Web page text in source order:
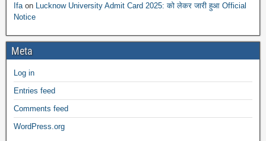
Ifa on
Lucknow University Admit Card 2025: को लेकर जारी हुआ Official
Notice
Meta
Log in
Entries feed
Comments feed
WordPress.org